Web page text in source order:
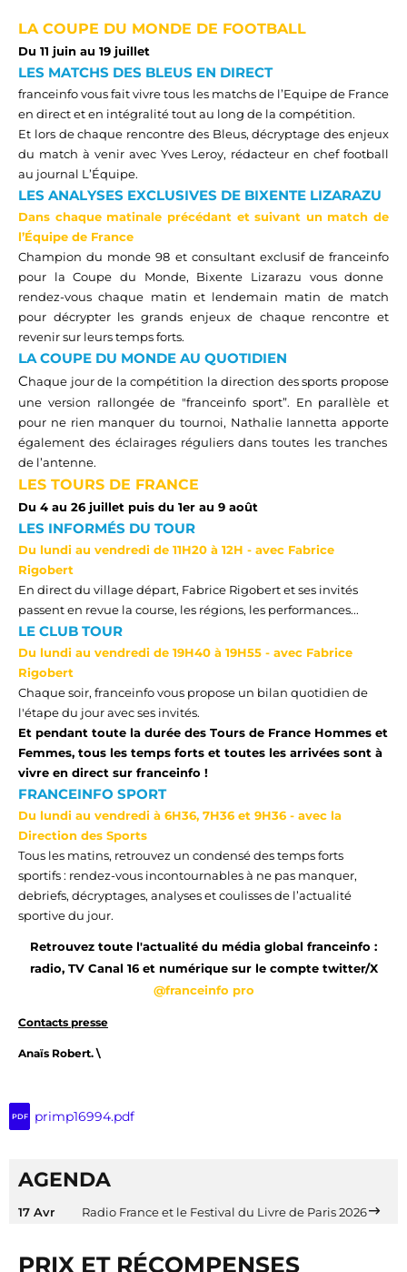
LA COUPE DU MONDE DE FOOTBALL
Du 11 juin au 19 juillet
LES MATCHS DES BLEUS EN DIRECT
franceinfovous fait vivre tous les matchs de l’Equipe de France
en direct et en intégralité tout au long de la compétition.
Et lors de chaque rencontre des Bleus,décryptagedes enjeux
du match à venir avec Yves Leroy, rédacteur en chef football
au journal L’Équipe.
LES ANALYSES EXCLUSIVES DE BIXENTE LIZARAZU
Dans chaque matinale précédantet suivant un match de
l’Équipe de France
Champion du monde 98 et consultant exclusif de franceinfo
pour la Coupe du Monde, Bixente Lizarazu vousdonne
rendez-vous chaque matin et lendemain matin de match
pour décrypter les grands enjeux de chaque rencontre et
revenir sur leurstemps forts.
LA COUPE DU MONDE AU QUOTIDIEN
Chaque jour de la compétition la direction des sports propose
une version rallongée de "franceinfo sport”. En parallèle et
pour ne rien manquer du tournoi, Nathalie Iannetta apporte
également des éclairages réguliers dans toutes les tranches
de l’antenne.
LES TOURS DE FRANCE
Du 4 au 26 juillet puis du 1er au 9 août
LES INFORMÉS DU TOUR
Du lundi au vendredi de 11H20 à 12H - avec Fabrice
Rigobert
En direct du village départ, Fabrice Rigobertet ses invités
passent en revue la course, les régions, les performances...
LE CLUB TOUR
Du lundi au vendredi de 19H40 à 19H55 - avec Fabrice
Rigobert
Chaque soir, franceinfovous propose un bilan quotidien de
l'étape du jour avec ses invités.
Et pendant toute la durée des Tours de France Hommes et
Femmes, tous les temps forts et toutes les arrivées sont à
vivre en direct sur franceinfo !
FRANCEINFO SPORT
Du lundi au vendredi à 6H36, 7H36 et 9H36 - avec la
Direction des Sports
Tous les matins, retrouvez un condensé des temps forts
sportifs : rendez-vous incontournables à ne pas manquer,
debriefs, décryptages, analyses et coulisses de l’actualité
sportive du jour.
Retrouvez toute l'actualité du média global franceinfo :
radio, TV Canal 16 et numérique sur le compte twitter/X
@franceinfo pro
Contacts presse
Anaïs Robert. \
PDF primp16994.pdf
AGENDA
17 Avr Radio France et le Festival du Livre de Paris 2026
PRIX ET RÉCOMPENSES